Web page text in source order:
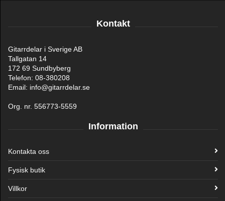
Kontakt
Gitarrdelar i Sverige AB
Tallgatan 14
172 69 Sundbyberg
Telefon: 08-380208
Email: info@gitarrdelar.se
Org. nr. 556773-5559
Information
Kontakta oss
Fysisk butik
Villkor